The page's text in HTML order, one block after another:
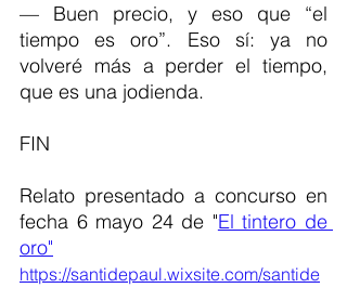
— Buen precio, y eso que “el
tiempo es oro”. Eso sí: ya no
volveré más a perder el tiempo,
que es una jodienda.
FIN
Relato presentado a concurso en
fecha 6 mayo 24 de "El tintero de
oro"
https://santidepaul.wixsite.com/santide